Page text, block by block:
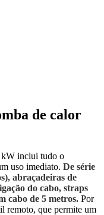
de calor
kW inclui tudo o
uso imediato. De série
abraçadeiras de
do cabo, straps
cabo de 5 metros. Por
remoto, que permite um